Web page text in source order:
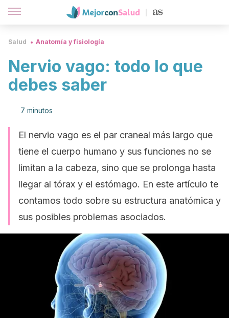
Salud Anatomía y fisiología
Nervio vago: todo lo que
debes saber
7 minutos
El nervio vago es el par craneal más largo que
tiene el cuerpo humano y sus funciones no se
limitan a la cabeza, sino que se prolonga hasta
llegar al tórax y el estómago. En este artículo te
contamos todo sobre su estructura anatómica y
sus posibles problemas asociados.